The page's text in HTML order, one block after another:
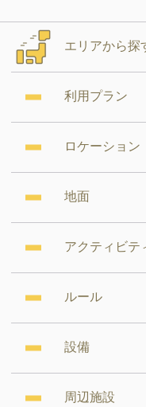
エリアから探
利用プラン
ロケーション
地面
アクティビテ
ルール
設備
周辺施設